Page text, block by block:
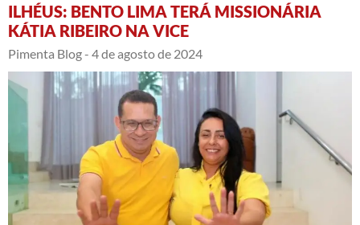
ILHÉUS: BENTO LIMA TERÁ MISSIONÁRIA
KÁTIA RIBEIRO NA VICE
Pimenta Blog - 4 de agosto de 2024